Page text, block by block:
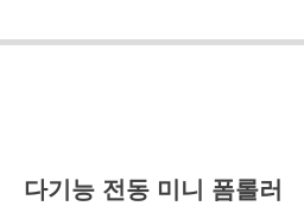
다기능 전동 미니 폼롤러